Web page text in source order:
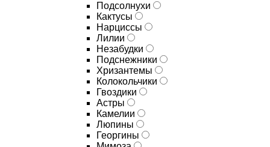
Подсолнухи
Кактусы
Нарциссы
Лилии
Незабудки
Подснежники
Хризантемы
Колокольчики
Гвоздики
Астры
Камелии
Люпины
Георгины